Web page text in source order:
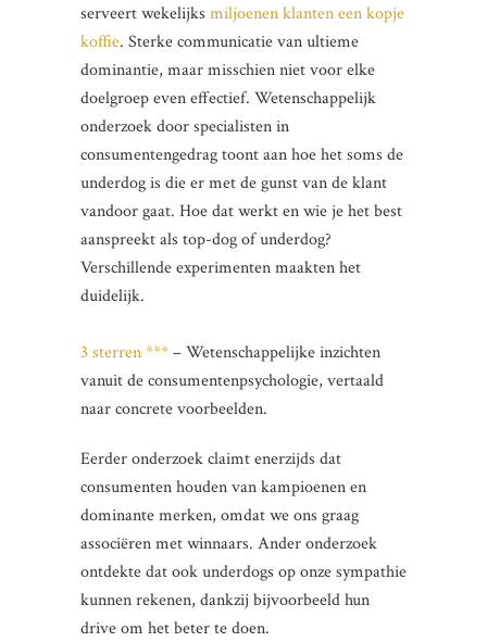
serveert wekelijks miljoenen klanten een kopje
koffie. Sterke communicatie van ultieme
dominantie, maar misschien niet voor elke
doelgroep even effectief. Wetenschappelijk
onderzoek door specialisten in
consumentengedrag toont aan hoe het soms de
underdog is die er met de gunst van de klant
vandoor gaat. Hoe dat werkt en wie je het best
aanspreekt als top-dog of underdog?
Verschillende experimenten maakten het
duidelijk.
3 sterren ***– Wetenschappelijke inzichten
vanuit de consumentenpsychologie, vertaald
naar concrete voorbeelden.
Eerder onderzoek claimt enerzijds dat
consumenten houden van kampioenen en
dominante merken, omdat we ons graag
associëren met winnaars. Ander onderzoek
ontdekte dat ook underdogs op onze sympathie
kunnen rekenen, dankzij bijvoorbeeld hun
drive om het beter te doen.